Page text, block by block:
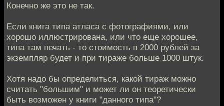
Конечно же это не так.
Если книга типа атласа с фотографиями, или
хорошо иллюстрирована, или что еще хорошее,
типа там печать - то стоимость в 2000 рублей за
экземпляр будет и при тираже больше 1000 штук.
Хотя надо бы определиться, какой тираж можно
считать "большим" и может ли он теоретически
быть возможен у книги "данного типа"?